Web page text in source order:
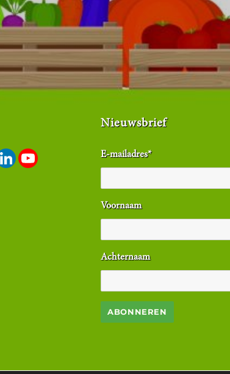
Nieuwsbrief
E-mailadres*
Voornaam
Achternaam
ABONNEREN